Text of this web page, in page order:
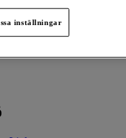
inställningar